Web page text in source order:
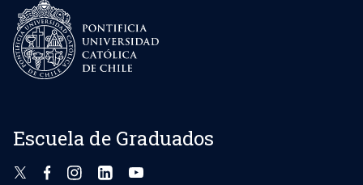
Escuela de Graduados